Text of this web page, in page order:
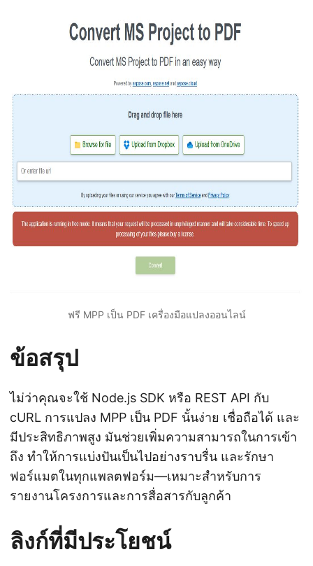
ฟรี MPP เป็น PDF เครื่องมือแปลงออนไลน์
ข้อสรุป
ไม่ว่าคุณจะใช้ Node.js SDK หรือ REST API กับ
cURL การแปลง MPP เป็น PDF นั้นง่าย เชื่อถือได้ และ
มีประสิทธิภาพสูง มันช่วยเพิ่มความสามารถในการเข้า
ถึง ทำให้การแบ่งปันเป็นไปอย่างราบรื่น และรักษา
ฟอร์แมตในทุกแพลตฟอร์ม—เหมาะสำหรับการ
รายงานโครงการและการสื่อสารกับลูกค้า
ลิงก์ที่มีประโยชน์